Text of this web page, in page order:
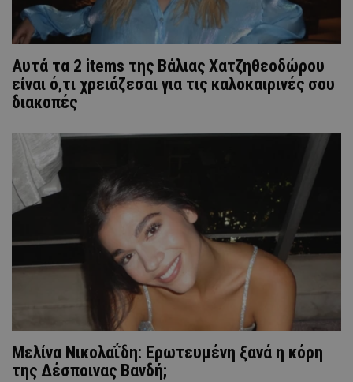
Αυτά τα 2 items της Βάλιας Χατζηθεοδώρου
είναι ό,τι χρειάζεσαι για τις καλοκαιρινές σου
διακοπές
Μελίνα Νικολαΐδη: Ερωτευμένη ξανά η κόρη
της Δέσποινας Βανδή;